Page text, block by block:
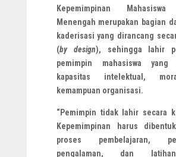
Kepemimpinan
Menengah merupakan bagian
kaderisasi yang dirancang
(by design), sehingga lahir
pemimpin mahasiswa yang
kapasitas intelektual,
kemampuan organisasi.
“Pemimpin tidak lahir secara
Kepemimpinan harus
proses pembelajaran,
pengalaman, dan